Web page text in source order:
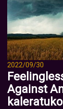
2022/09/30
Against